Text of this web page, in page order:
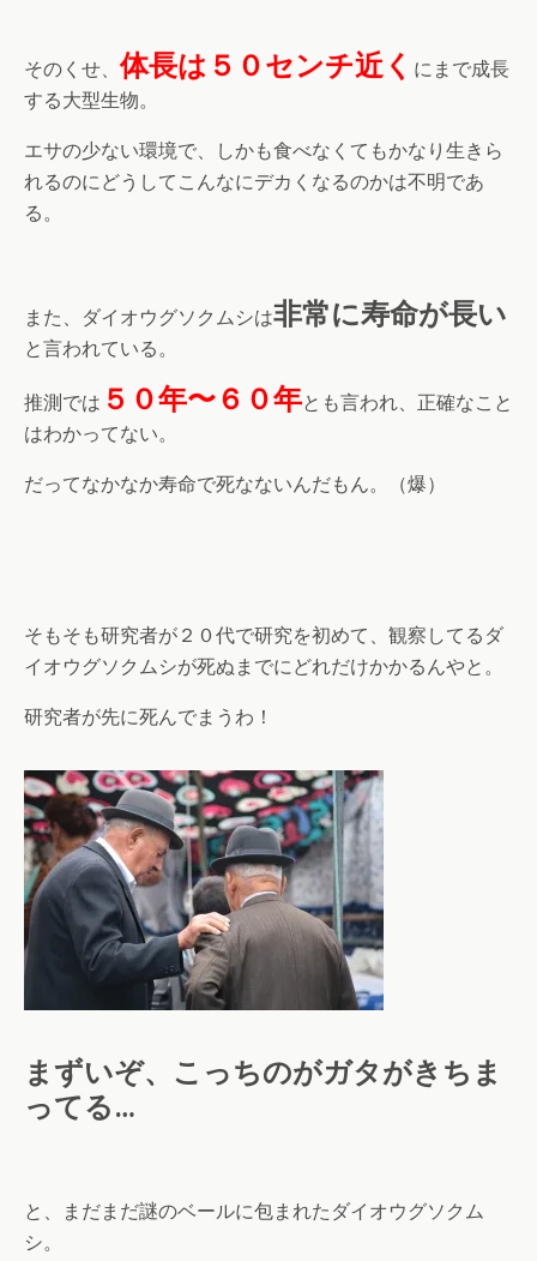
そのくせ、体長は５０センチ近く にまで成長
する大型生物。
エサの少ない環境で、しかも食べなくてもかなり生きら
れるのにどうしてこんなにデカくなるのかは不明であ
る。
また、ダイオウグソクムシは非常に寿命が長い
と言われている。
推測では ５０年〜６０年とも言われ、正確なこと
はわかってない。
だってなかなか寿命で死なないんだもん。（爆）
そもそも研究者が２０代で研究を初めて、観察してるダ
イオウグソクムシが死ぬまでにどれだけかかるんやと。
研究者が先に死んでまうわ！
まずいぞ、こっちのがガタがきちま
ってる…
と、まだまだ謎のベールに包まれたダイオウグソクム
シ。